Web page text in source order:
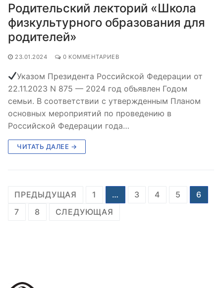
Родительский лекторий «Школа
физкультурного образования для
родителей»
23.01.2024 0 КОММЕНТАРИЕВ
Указом Президента Российской Федерации от
22.11.2023 N 875 — 2024 год объявлен Годом
семьи. В соответствии с утвержденным Планом
основных мероприятий по проведению в
Российской Федерации года…
ЧИТАТЬ ДАЛЕЕ →
Пагинация
записей
ПРЕДЫДУЩАЯ 1 … 3 4 5
6
7
8 СЛЕДУЮЩАЯ